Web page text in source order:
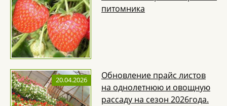
питомника
20.04.2026
Обновление прайс листов
на однолетнюю и овощную
рассаду на сезон 2026года.